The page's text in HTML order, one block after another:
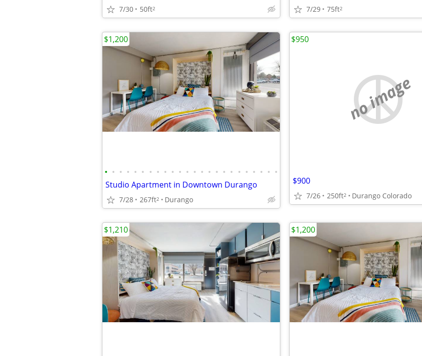
7/30 50ft2 7/29 75ft2
• • • • • • • • • • • • • • • • • • • • • • • •
Studio Apartment in Downtown Durango
7/28 267ft2 Durango
$1,200
no image
$900
7/26 250ft2 Durango Colorado
$950
$1,210 $1,200